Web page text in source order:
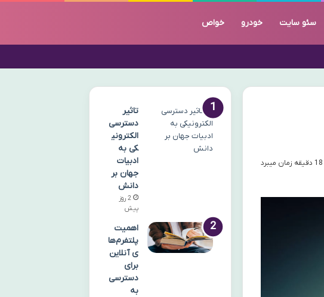
سئو سایت خودرو خواص
تاثیر
دسترسی
الکترونی
کی به
ادبیات
جهان بر
دانش
2 روز
پیش
اهمیت
پلتفرم‌ها
ی آنلاین
برای
دسترسی
به